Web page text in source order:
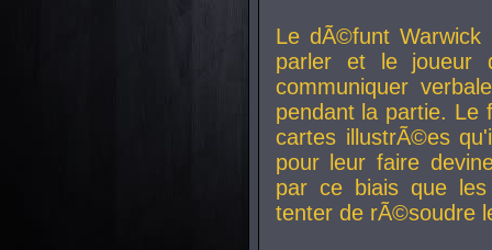
Le dÃ©funt Warwick
parler et le joueur
communiquer
pendant la partie. Le
cartes illustrÃ©es
pour leur faire
par ce biais que
tenter de rÃ©soudre